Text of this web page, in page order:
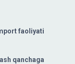
faoliyati
qanchaga